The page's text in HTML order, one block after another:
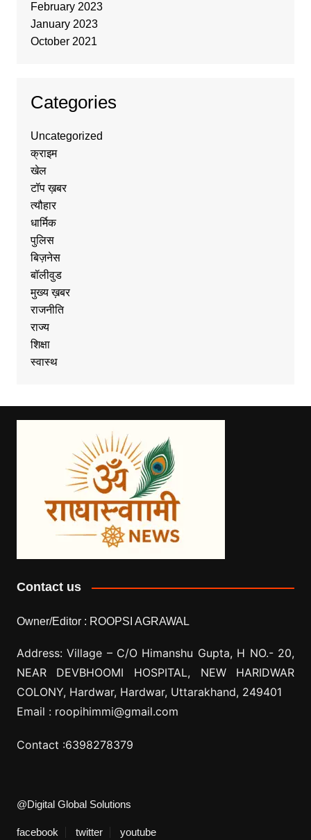
February 2023
January 2023
October 2021
Categories
Uncategorized
क्राइम
खेल
टॉप ख़बर
त्यौहार
धार्मिक
पुलिस
बिज़नेस
बॉलीवुड
मुख्य ख़बर
राजनीति
राज्य
शिक्षा
स्वास्थ
Contact us
Owner/Editor : ROOPSI AGRAWAL
Address: Village – C/O Himanshu Gupta, H NO.- 20,
NEAR DEVBHOOMI HOSPITAL, NEW HARIDWAR
COLONY, Hardwar, Hardwar, Uttarakhand, 249401
Email : roopihimmi@gmail.com
Contact :6398278379
@Digital Global Solutions
facebook twitter youtube